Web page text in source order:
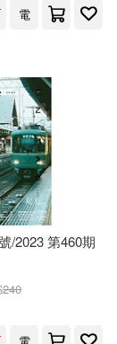
電
/2023 第460期
240